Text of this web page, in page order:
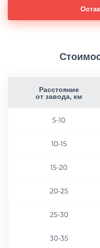
Расстояние
от завода, км
5-10
10-15
15-20
20-25
25-30
30-35